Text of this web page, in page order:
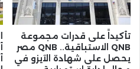
تأكيداً على قدرات مجموعة
QNB الاستباقية.. QNB مصر
يحصل على شهادة الآيزو في